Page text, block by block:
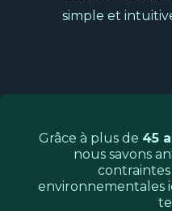
simple et
Grâce à plus de 45
nous savons
environnementales